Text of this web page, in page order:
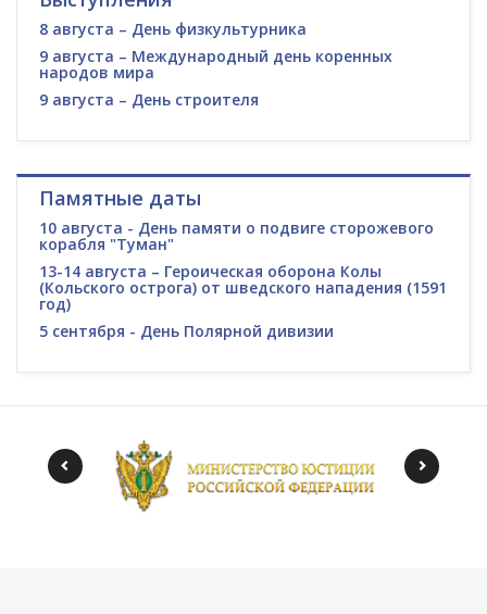
8 августа – День физкультурника
9 августа – Международный день коренных
народов мира
9 августа – День строителя
Памятные даты
10 августа - День памяти о подвиге сторожевого
корабля "Туман"
13-14 августа – Героическая оборона Колы
(Кольского острога) от шведского нападения (1591
год)
5 сентября - День Полярной дивизии